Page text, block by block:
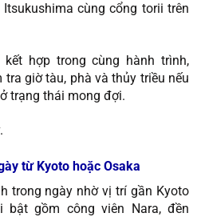
cùng cổng torii trên
hợp trong cùng hành trình,
giờ tàu, phà và thủy triều nếu
trạng thái mong đợi.
từ Kyoto hoặc Osaka
trong ngày nhờ vị trí gần Kyoto
bật gồm công viên Nara, đền